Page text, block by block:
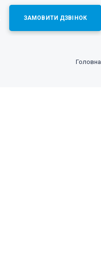
ЗАМОВИТИ ДЗВІНОК
Головна